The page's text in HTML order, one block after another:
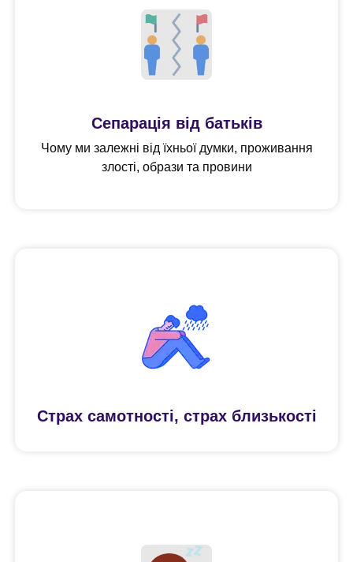
Сепарація від батьків
Чому ми залежні від їхньої думки, проживання
злості, образи та провини
Страх самотності, страх близькості